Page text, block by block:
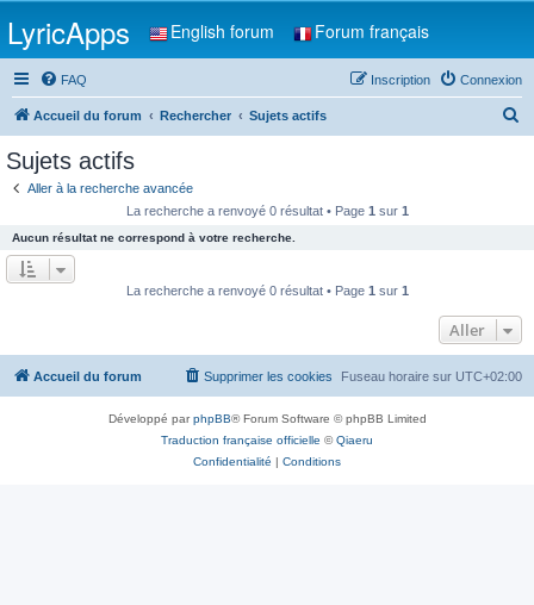
LyricApps English forum Forum français
FAQ Connexion
Inscription
Accueil du forum Rechercher Sujets actifs
e
r
Sujets actifs
Aller à la recherche avancée
La recherche a renvoyé 0 résultat • Page 1 sur 1
Aucun résultat ne correspond à votre recherche.
La recherche a renvoyé 0 résultat • Page 1 sur 1
Aller
Accueil du forum Fuseau horaire sur UTC+02:00
Supprimer les cookies
Développé parphpBB® Forum Software © phpBB Limited
Traduction française officielle ©Qiaeru
Confidentialité | Conditions